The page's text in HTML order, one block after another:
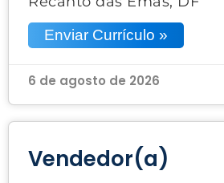
Enviar Currículo »
6 de agosto de 2026
Vendedor(a)